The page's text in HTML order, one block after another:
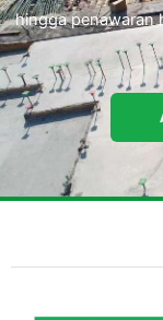
hingga penawaran